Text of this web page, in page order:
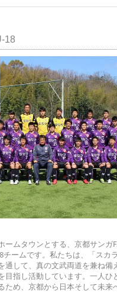
18
ムタウンとする、京都サンガ
チームです。私たちは、「スカ
通して、真の文武両道を兼ね備
目指し活動しています。一人ひ
ため、京都から日本そして未来